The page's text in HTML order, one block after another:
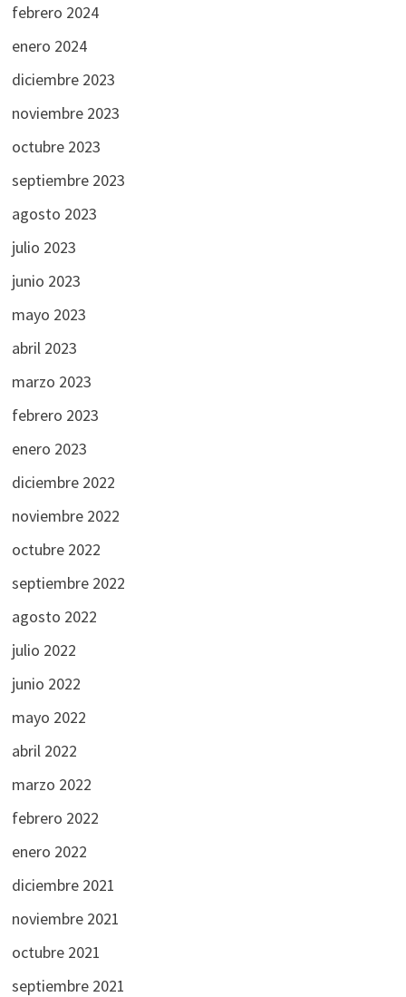
febrero 2024
enero 2024
diciembre 2023
noviembre 2023
octubre 2023
septiembre 2023
agosto 2023
julio 2023
junio 2023
mayo 2023
abril 2023
marzo 2023
febrero 2023
enero 2023
diciembre 2022
noviembre 2022
octubre 2022
septiembre 2022
agosto 2022
julio 2022
junio 2022
mayo 2022
abril 2022
marzo 2022
febrero 2022
enero 2022
diciembre 2021
noviembre 2021
octubre 2021
septiembre 2021